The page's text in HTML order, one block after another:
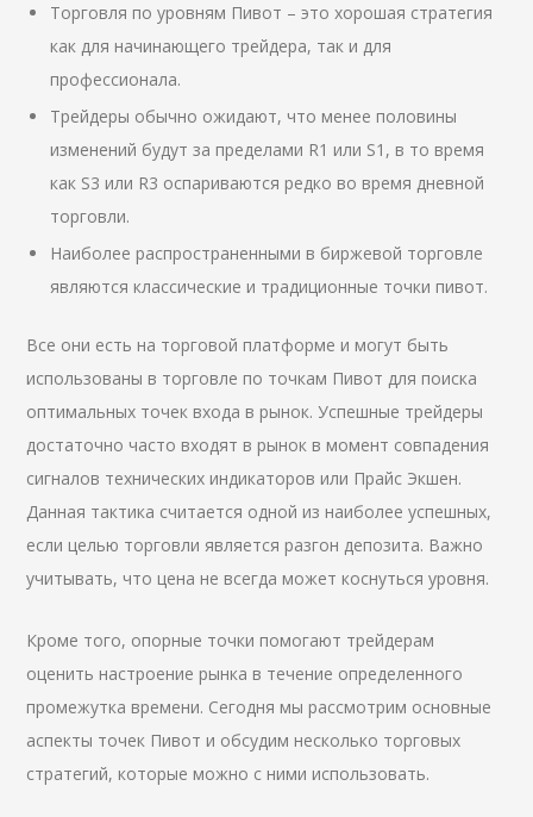
Торговля по уровням Пивот – это хорошая стратегия
как для начинающего трейдера, так и для
профессионала.
Трейдеры обычно ожидают, что менее половины
изменений будут за пределами R1 или S1, в то время
как S3 или R3 оспариваются редко во время дневной
торговли.
Наиболее распространенными в биржевой торговле
являются классические и традиционные точки пивот.
Все они есть на торговой платформе и могут быть
использованы в торговле по точкам Пивот для поиска
оптимальных точек входа в рынок. Успешные трейдеры
достаточно часто входят в рынок в момент совпадения
сигналов технических индикаторов или Прайс Экшен.
Данная тактика считается одной из наиболее успешных,
если целью торговли является разгон депозита. Важно
учитывать, что цена не всегда может коснуться уровня.
Кроме того, опорные точки помогают трейдерам
оценить настроение рынка в течение определенного
промежутка времени. Сегодня мы рассмотрим основные
аспекты точек Пивот и обсудим несколько торговых
стратегий, которые можно с ними использовать.